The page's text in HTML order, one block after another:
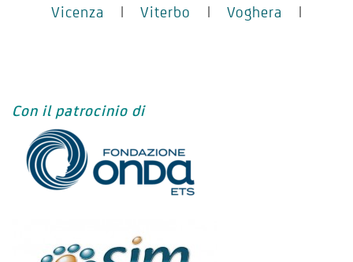
Vicenza | Viterbo | Voghera |
Con il patrocinio di